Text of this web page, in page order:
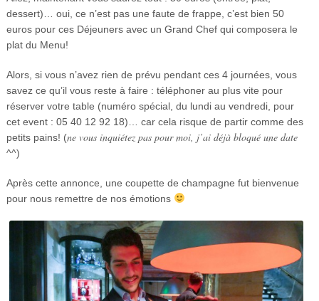
dessert)… oui, ce n’est pas une faute de frappe, c’est bien 50
euros pour ces Déjeuners avec un Grand Chef qui composera le
plat du Menu!
Alors, si vous n’avez rien de prévu pendant ces 4 journées, vous
savez ce qu’il vous reste à faire : téléphoner au plus vite pour
réserver votre table (numéro spécial, du lundi au vendredi, pour
cet event : 05 40 12 92 18) … car cela risque de partir comme des
petits pains! (ne vous inquiétez pas pour moi, j’ai déjà bloqué une date
^^)
Après cette annonce, une coupette de champagne fut bienvenue
pour nous remettre de nos émotions